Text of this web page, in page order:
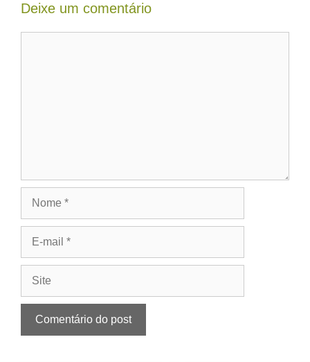
comentário
Deixe um comentário